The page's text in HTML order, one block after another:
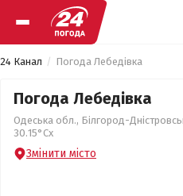
24 Канал Погода Лебедівка
Погода Лебедівка
Одеська обл., Білгород-
30.15°Сх
Змінити місто